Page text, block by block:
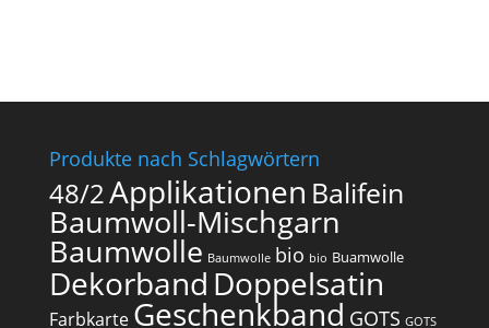
Produkte nach Schlagwörtern
48/2Applikationen Balifein
Baumwoll-Mischgarn
Baumwolle Baumwolle bio bio Buamwolle
Dekorband Doppelsatin
Farbkarte Geschenkband GOTS GOTS